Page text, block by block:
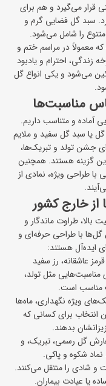
قرار می‌گیرد و هم برای
سبد گل‌فضایی گرم و
را شامل می‌شود.
معمولاً در مراسم ختم و
زندگی، احترام و یادبود
می‌شود و یکی انواعگل
مناسبت‌ها
آماده و متناسب داریم.
یا سبد گل سفید و ملایم
جشن تولد و تبریک‌ها،
گزینه هستند. همچنین
با طراحی ویژه، نمادی از
خارج کشور
طراوت ماندگار و
گل‌ها با طراحی حرفه‌ای و
ایده‌آل هستند:
عاشقانه، رز سفید
مناسبت‌هایی مثل تولد،
مناسب است.
ویژه نگهداری، ماه‌ها
انتخاب برای کسانی که
بدهند.
گل رسمی، تبریک، و
شکوه و پاکی.
شادی را منتقل می‌کنند.
یا عیادت بیماران.